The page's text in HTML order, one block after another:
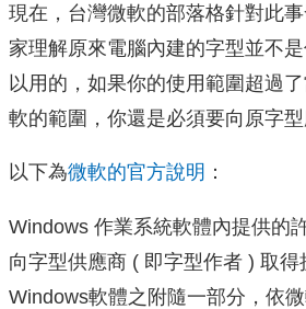
現在，台灣微軟的部落格針對此
家理解原來電腦內建的字型並不
以用的，如果你的使用範圍超過
軟的範圍，你還是必須要向原字型
以下為微軟的官方說明 ：
Windows 作業系統軟體內提供的
向字型供應商 ( 即字型作者 ) 取
Windows軟體之附隨一部分，依